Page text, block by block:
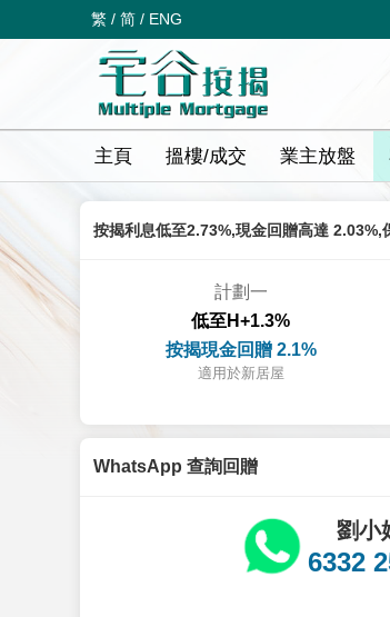
繁 / 简 / ENG
主頁 搵樓/成交 業主放盤
按揭利息低至2.73%,現金回贈高達 2.03%,
計劃一
低至H+1.3%
按揭現金回贈 2.1%
適用於新居屋
WhatsApp 查詢回贈
劉小
6332